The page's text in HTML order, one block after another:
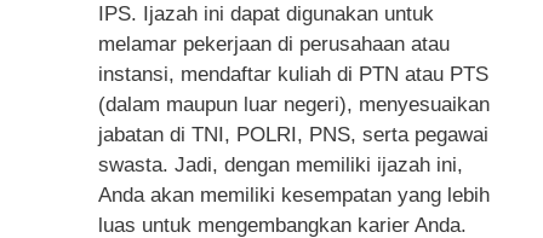
IPS. Ijazah ini dapat digunakan untuk
melamar pekerjaan di perusahaan atau
instansi, mendaftar kuliah di PTN atau PTS
(dalam maupun luar negeri), menyesuaikan
jabatan di TNI, POLRI, PNS, serta pegawai
swasta. Jadi, dengan memiliki ijazah ini,
Anda akan memiliki kesempatan yang lebih
luas untuk mengembangkan karier Anda.